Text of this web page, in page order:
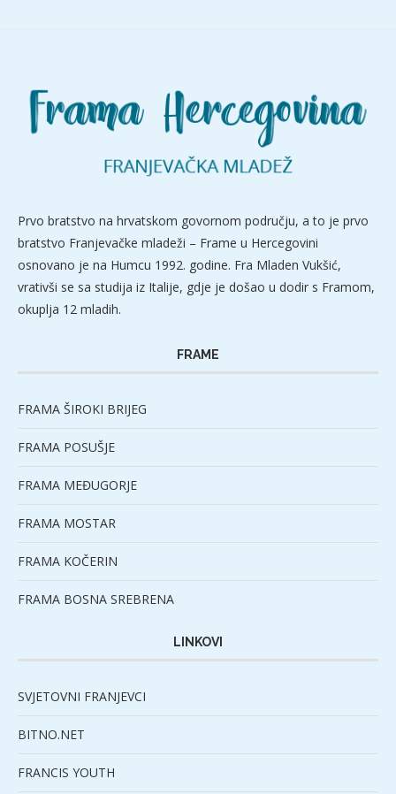
Prvo bratstvo na hrvatskom govornom području, a to je prvo
bratstvo Franjevačke mladeži – Frame u Hercegovini
osnovano je na Humcu 1992. godine. Fra Mladen Vukšić,
vrativši se sa studija iz Italije, gdje je došao u dodir s Framom,
okuplja 12 mladih.
FRAME
FRAMA ŠIROKI BRIJEG
FRAMA POSUŠJE
FRAMA MEĐUGORJE
FRAMA MOSTAR
FRAMA KOČERIN
FRAMA BOSNA SREBRENA
LINKOVI
SVJETOVNI FRANJEVCI
BITNO.NET
FRANCIS YOUTH